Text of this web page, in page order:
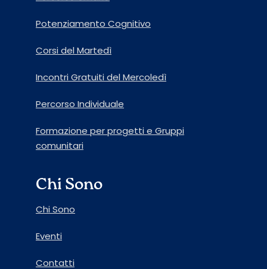
Potenziamento Cognitivo
Corsi del Martedì
Incontri Gratuiti del Mercoledì
Percorso Individuale
Formazione per progetti e Gruppi
comunitari
Chi Sono
Chi Sono
Eventi
Contatti